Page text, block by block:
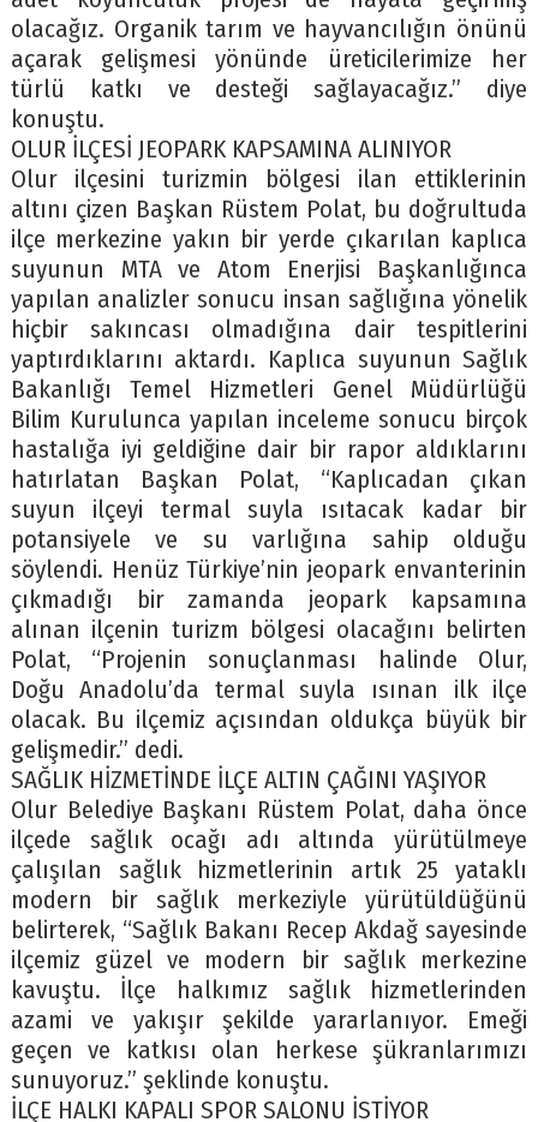
olacağız. Organik tarım ve hayvancılığın önünü
açarak gelişmesi yönünde üreticilerimize her
türlü katkı ve desteği sağlayacağız.” diye
konuştu.
OLUR İLÇESİ JEOPARK KAPSAMINA ALINIYOR
Olur ilçesini turizmin bölgesi ilan ettiklerinin
altını çizen Başkan Rüstem Polat, bu doğrultuda
ilçe merkezine yakın bir yerde çıkarılan kaplıca
suyunun MTA ve Atom Enerjisi Başkanlığınca
yapılan analizler sonucu insan sağlığına yönelik
hiçbir sakıncası olmadığına dair tespitlerini
yaptırdıklarını aktardı. Kaplıca suyunun Sağlık
Bakanlığı Temel Hizmetleri Genel Müdürlüğü
Bilim Kurulunca yapılan inceleme sonucu birçok
hastalığa iyi geldiğine dair bir rapor aldıklarını
hatırlatan Başkan Polat, “Kaplıcadan çıkan
suyun ilçeyi termal suyla ısıtacak kadar bir
potansiyele ve su varlığına sahip olduğu
söylendi. Henüz Türkiye’nin jeopark envanterinin
çıkmadığı bir zamanda jeopark kapsamına
alınan ilçenin turizm bölgesi olacağını belirten
Polat, “Projenin sonuçlanması halinde Olur,
Doğu Anadolu’da termal suyla ısınan ilk ilçe
olacak. Bu ilçemiz açısından oldukça büyük bir
gelişmedir.” dedi.
SAĞLIK HİZMETİNDE İLÇE ALTIN ÇAĞINI YAŞIYOR
Olur Belediye Başkanı Rüstem Polat, daha önce
ilçede sağlık ocağı adı altında yürütülmeye
çalışılan sağlık hizmetlerinin artık 25 yataklı
modern bir sağlık merkeziyle yürütüldüğünü
belirterek, “Sağlık Bakanı Recep Akdağ sayesinde
ilçemiz güzel ve modern bir sağlık merkezine
kavuştu. İlçe halkımız sağlık hizmetlerinden
azami ve yakışır şekilde yararlanıyor. Emeği
geçen ve katkısı olan herkese şükranlarımızı
sunuyoruz.” şeklinde konuştu.
İLÇE HALKI KAPALI SPOR SALONU İSTİYOR